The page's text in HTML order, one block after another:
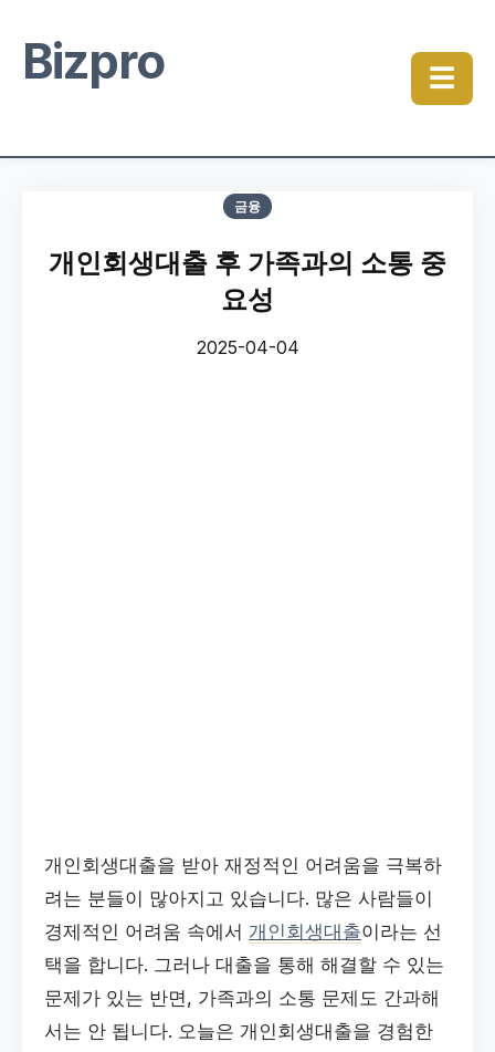
Bizpro ☰
금융
개인회생대출 후 가족과의 소통 중
요성
2025-04-04
개인회생대출을 받아 재정적인 어려움을 극복하
려는 분들이 많아지고 있습니다. 많은 사람들이
경제적인 어려움 속에서 개인회생대출이라는 선
택을 합니다. 그러나 대출을 통해 해결할 수 있는
문제가 있는 반면, 가족과의 소통 문제도 간과해
서는 안 됩니다. 오늘은 개인회생대출을 경험한